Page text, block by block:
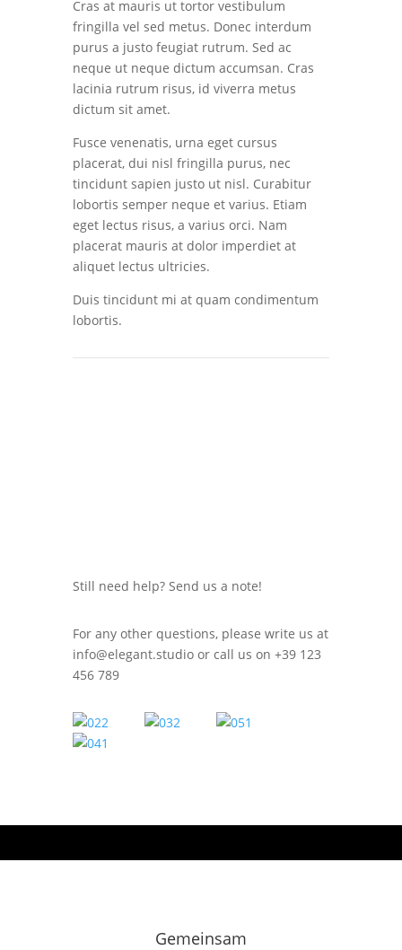
Cras at mauris ut tortor vestibulum
fringilla vel sed metus. Donec interdum
purus a justo feugiat rutrum. Sed ac
neque ut neque dictum accumsan. Cras
lacinia rutrum risus, id viverra metus
dictum sit amet.
Fusce venenatis, urna eget cursus
placerat, dui nisl fringilla purus, nec
tincidunt sapien justo ut nisl. Curabitur
lobortis semper neque et varius. Etiam
eget lectus risus, a varius orci. Nam
placerat mauris at dolor imperdiet at
aliquet lectus ultricies.
Duis tincidunt mi at quam condimentum
lobortis.
Still need help? Send us a note!
For any other questions, please write us at
info@elegant.studioor call us on +39 123
456 789
WE'RE ALL HUMANS
Gemeinsam